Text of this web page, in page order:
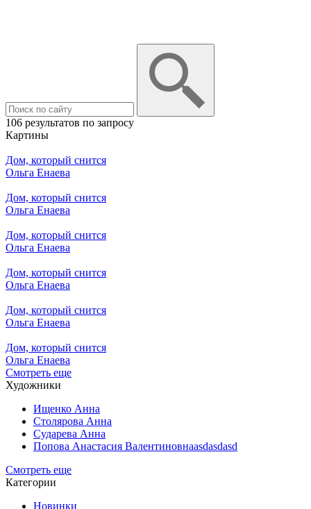
106 результатов по запросу
Картины
Дом, который снится
Ольга Енаева
Дом, который снится
Ольга Енаева
Дом, который снится
Ольга Енаева
Дом, который снится
Ольга Енаева
Дом, который снится
Ольга Енаева
Дом, который снится
Ольга Енаева
Смотреть еще
Художники
Ищенко Анна
Столярова Анна
Сударева Анна
Попова Анастасия Валентиновнаasdasdasd
Смотреть еще
Категории
Новинки